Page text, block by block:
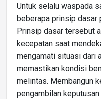
Untuk selalu waspada
beberapa prinsip dasar
Prinsip dasar tersebut
kecepatan saat
mengamati situasi dari
memastikan kondisi
melintas. Membangun
pengambilan